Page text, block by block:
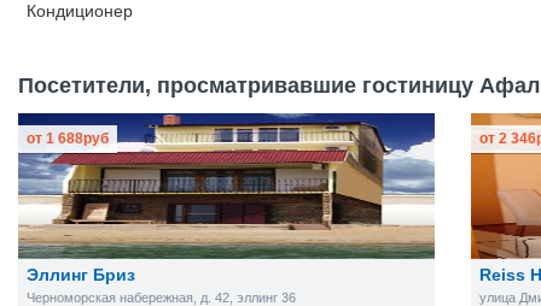
Кондиционер
Посетители, просматривавшие гостиницу
Эллинг Бриз
Черноморская набережная, д. 42, эллинг 36
от 1 688руб
Reiss
улица
от 2 346